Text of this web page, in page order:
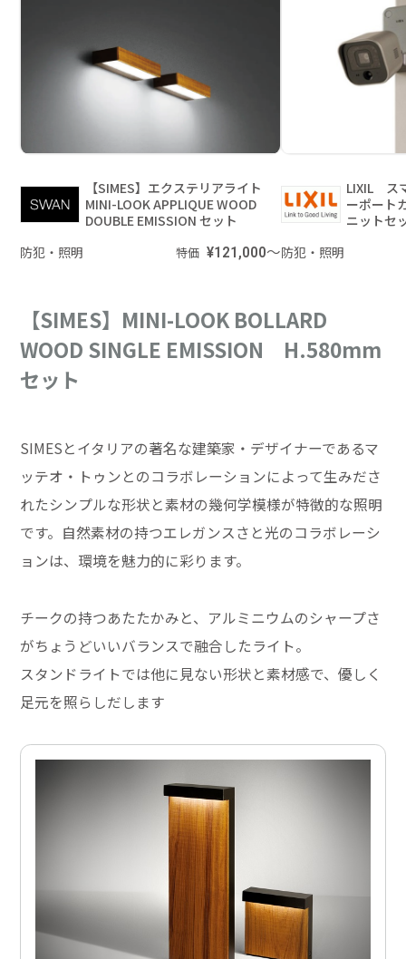
【SIMES】エクステリアライト
MINI-LOOK APPLIQUE WOOD
DOUBLE EMISSION セット
防犯・照明
特価 ¥121,000～
LIXIL ス
ーポート
ニットセ
防犯・照明
【SIMES】MINI-LOOK BOLLARD
WOOD SINGLE EMISSION H.580mm
セット
SIMESとイタリアの著名な建築家・デザイナーであるマ
ッテオ・トゥンとのコラボレーションによって生みださ
れたシンプルな形状と素材の幾何学模様が特徴的な照明
です。自然素材の持つエレガンスさと光のコラボレーシ
ョンは、環境を魅力的に彩ります。
チークの持つあたたかみと、アルミニウムのシャープさ
がちょうどいいバランスで融合したライト。
スタンドライトでは他に見ない形状と素材感で、優しく
足元を照らしだします